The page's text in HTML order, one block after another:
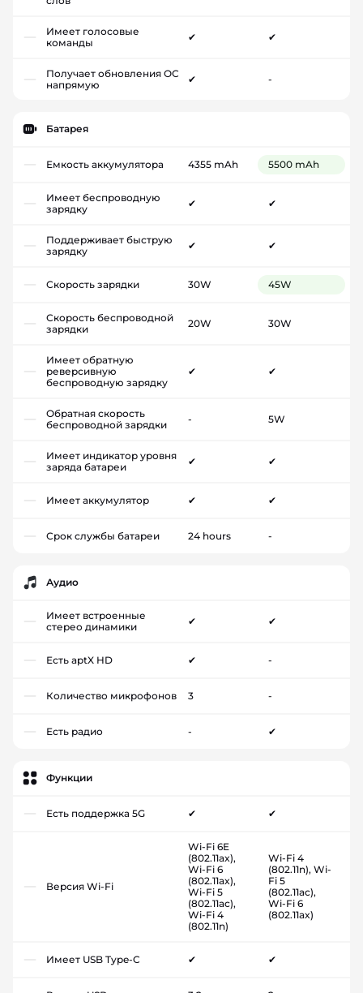
Имеет голосовые
команды
✔ ✔
Получает обновления ОС
напрямую
✔ -
Батарея
Емкость аккумулятора 4355 mAh 5500 mAh
Имеет беспроводную
зарядку
✔ ✔
Поддерживает быструю
зарядку
✔ ✔
Скорость зарядки 30W 45W
Скорость беспроводной
зарядки
20W 30W
Имеет обратную
реверсивную
беспроводную зарядку
✔ ✔
Обратная скорость
беспроводной зарядки
- 5W
Имеет индикатор уровня
заряда батареи
✔ ✔
Имеет аккумулятор ✔ ✔
Срок службы батареи 24 hours -
Аудио
Имеет встроенные
стерео динамики
✔ ✔
Есть aptX HD ✔ -
Количество микрофонов 3 -
Есть радио - ✔
Функции
Есть поддержка 5G ✔ ✔
Версия Wi-Fi
Wi-Fi 6E
(802.11ax),
Wi-Fi 6
(802.11ax),
Wi-Fi 5
(802.11ac),
Wi-Fi 4
(802.11n)
Wi-Fi 4
(802.11n), Wi-
Fi 5
(802.11ac),
Wi-Fi 6
(802.11ax)
Имеет USB Type-C ✔ ✔